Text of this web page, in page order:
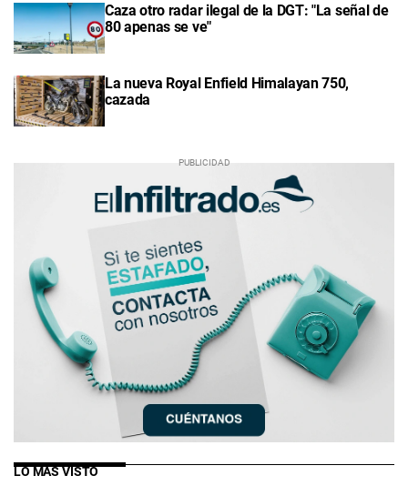
Caza otro radar ilegal de la DGT: "La señal de
80 apenas se ve"
La nueva Royal Enfield Himalayan 750,
cazada
LO MÁS VISTO